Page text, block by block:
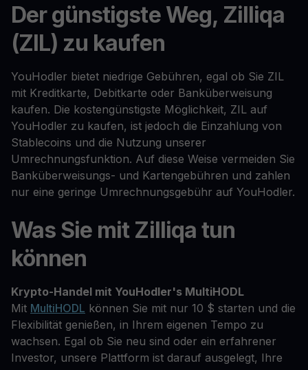
Der günstigste Weg, Zilliqa
(ZIL) zu kaufen
YouHodler bietet niedrige Gebühren, egal ob Sie ZIL
mit Kreditkarte, Debitkarte oder Banküberweisung
kaufen. Die kostengünstigste Möglichkeit, ZIL auf
YouHodler zu kaufen, ist jedoch die Einzahlung von
Stablecoins und die Nutzung unserer
Umrechnungsfunktion. Auf diese Weise vermeiden Sie
Banküberweisungs- und Kartengebühren und zahlen
nur eine geringe Umrechnungsgebühr auf YouHodler.
Was Sie mit Zilliqa tun
können
Krypto-Handel mit YouHodler's MultiHODL
Mit MultiHODL können Sie mit nur 10 $ starten und die
Flexibilität genießen, in Ihrem eigenen Tempo zu
wachsen. Egal ob Sie neu sind oder ein erfahrener
Investor, unsere Plattform ist darauf ausgelegt, Ihre